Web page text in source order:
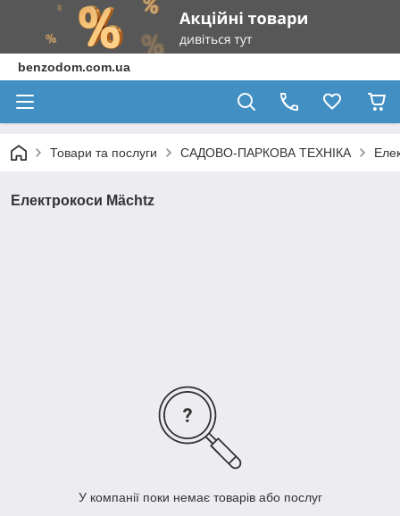
benzodom.com.ua
Товари та послуги САДОВО-ПАРКОВА ТЕХНІКА
Електрокоси Mächtz
У компанії поки немає товарів або послуг